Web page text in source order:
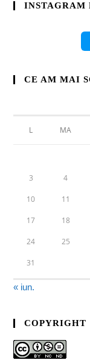
INSTAGRAM
CE AM MAI
L MA
3 4
10 11
17 18
24 25
31
« iun.
COPYRIGHT